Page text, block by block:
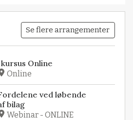
Se flere arrangementer
Online
Online
ved løbende
bilag
Webinar - ONLINE